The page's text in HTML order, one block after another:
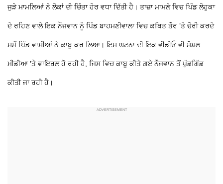
ਜੁੜੇ ਮਾਮਲਿਆਂ ਨੇ ਲੋਕਾਂ ਦੀ ਚਿੰਤਾ ਹੋਰ ਵਧਾ ਦਿੱਤੀ ਹੈ। ਤਾਜ਼ਾ ਮਾਮਲੇ ਵਿਚ ਪਿੰਡ ਲੋਹੁਕਾ
ਦੇ ਰਹਿਣ ਵਾਲੇ ਇਕ ਨੌਜਵਾਨ ਨੂੰ ਪਿੰਡ ਬਾਹਮਣੀਵਾਲਾ ਵਿਚ ਕਥਿਤ ਤੌਰ ’ਤੇ ਚੋਰੀ ਕਰਦੇ
ਸਮੇਂ ਪਿੰਡ ਵਾਸੀਆਂ ਨੇ ਕਾਬੂ ਕਰ ਲਿਆ। ਇਸ ਘਟਨਾ ਦੀ ਇਕ ਵੀਡੀਓ ਵੀ ਸੋਸ਼ਲ
ਮੀਡੀਆ ’ਤੇ ਵਾਇਰਲ ਹੋ ਰਹੀ ਹੈ, ਜਿਸ ਵਿਚ ਕਾਬੂ ਕੀਤੇ ਗਏ ਨੌਜਵਾਨ ਤੋਂ ਪੁੱਛਗਿੱਛ
ਕੀਤੀ ਜਾ ਰਹੀ ਹੈ।